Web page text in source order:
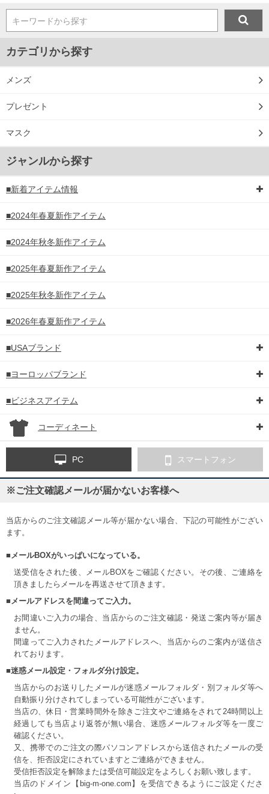
キーワードから探す
カテゴリから探す
メンズ
プレゼント
マスク
ジャンルから探す
■新着アイテム情報
■2024年春夏新作アイテム
■2024年秋冬新作アイテム
■2025年春夏新作アイテム
■2025年秋冬新作アイテム
■2026年春夏新作アイテム
■USAブランド
■ヨーロッパブランド
■ビジネスアイテム
コーディネート
PC スマートフォン
※ご注文確認メールが届かないお客様へ
当店からのご注文確認メール等が届かない場合、下記の可能性がござい
ます。
■メールBOXがいっぱいになっている。
送受信をされた後、メールBOXをご確認ください。その後、ご連絡を
頂きましたらメールを再送させて頂きます。
■メールアドレスを間違ってご入力。
お間違いご入力の場合、当店からのご注文確認・発送ご案内等が届き
ません。
間違ってご入力されたメールアドレスへ、当店からのご案内が送信さ
れております。
■迷惑メール設定・フォルダ分け設定。
当店からのお送りしたメールが迷惑メールフォルダ・別フォルダ等へ
自動振り分けされてしまっている可能性がございます。
当店の、休日・営業時間外を除きご注文やご連絡をされて24時間以上
経過しても当店より返答が無い場合、迷惑メールフォルダ等を一度ご
確認ください。
又、携帯でのご注文の際パソコンアドレスから送信されたメールの受
信を、拒否設定にされていますとご連絡ができません。
受信拒否設定を解除または受信可能設定をよろしくお願い致します。
当店のドメイン【big-m-one.com】を受信できるようにご設定くださ